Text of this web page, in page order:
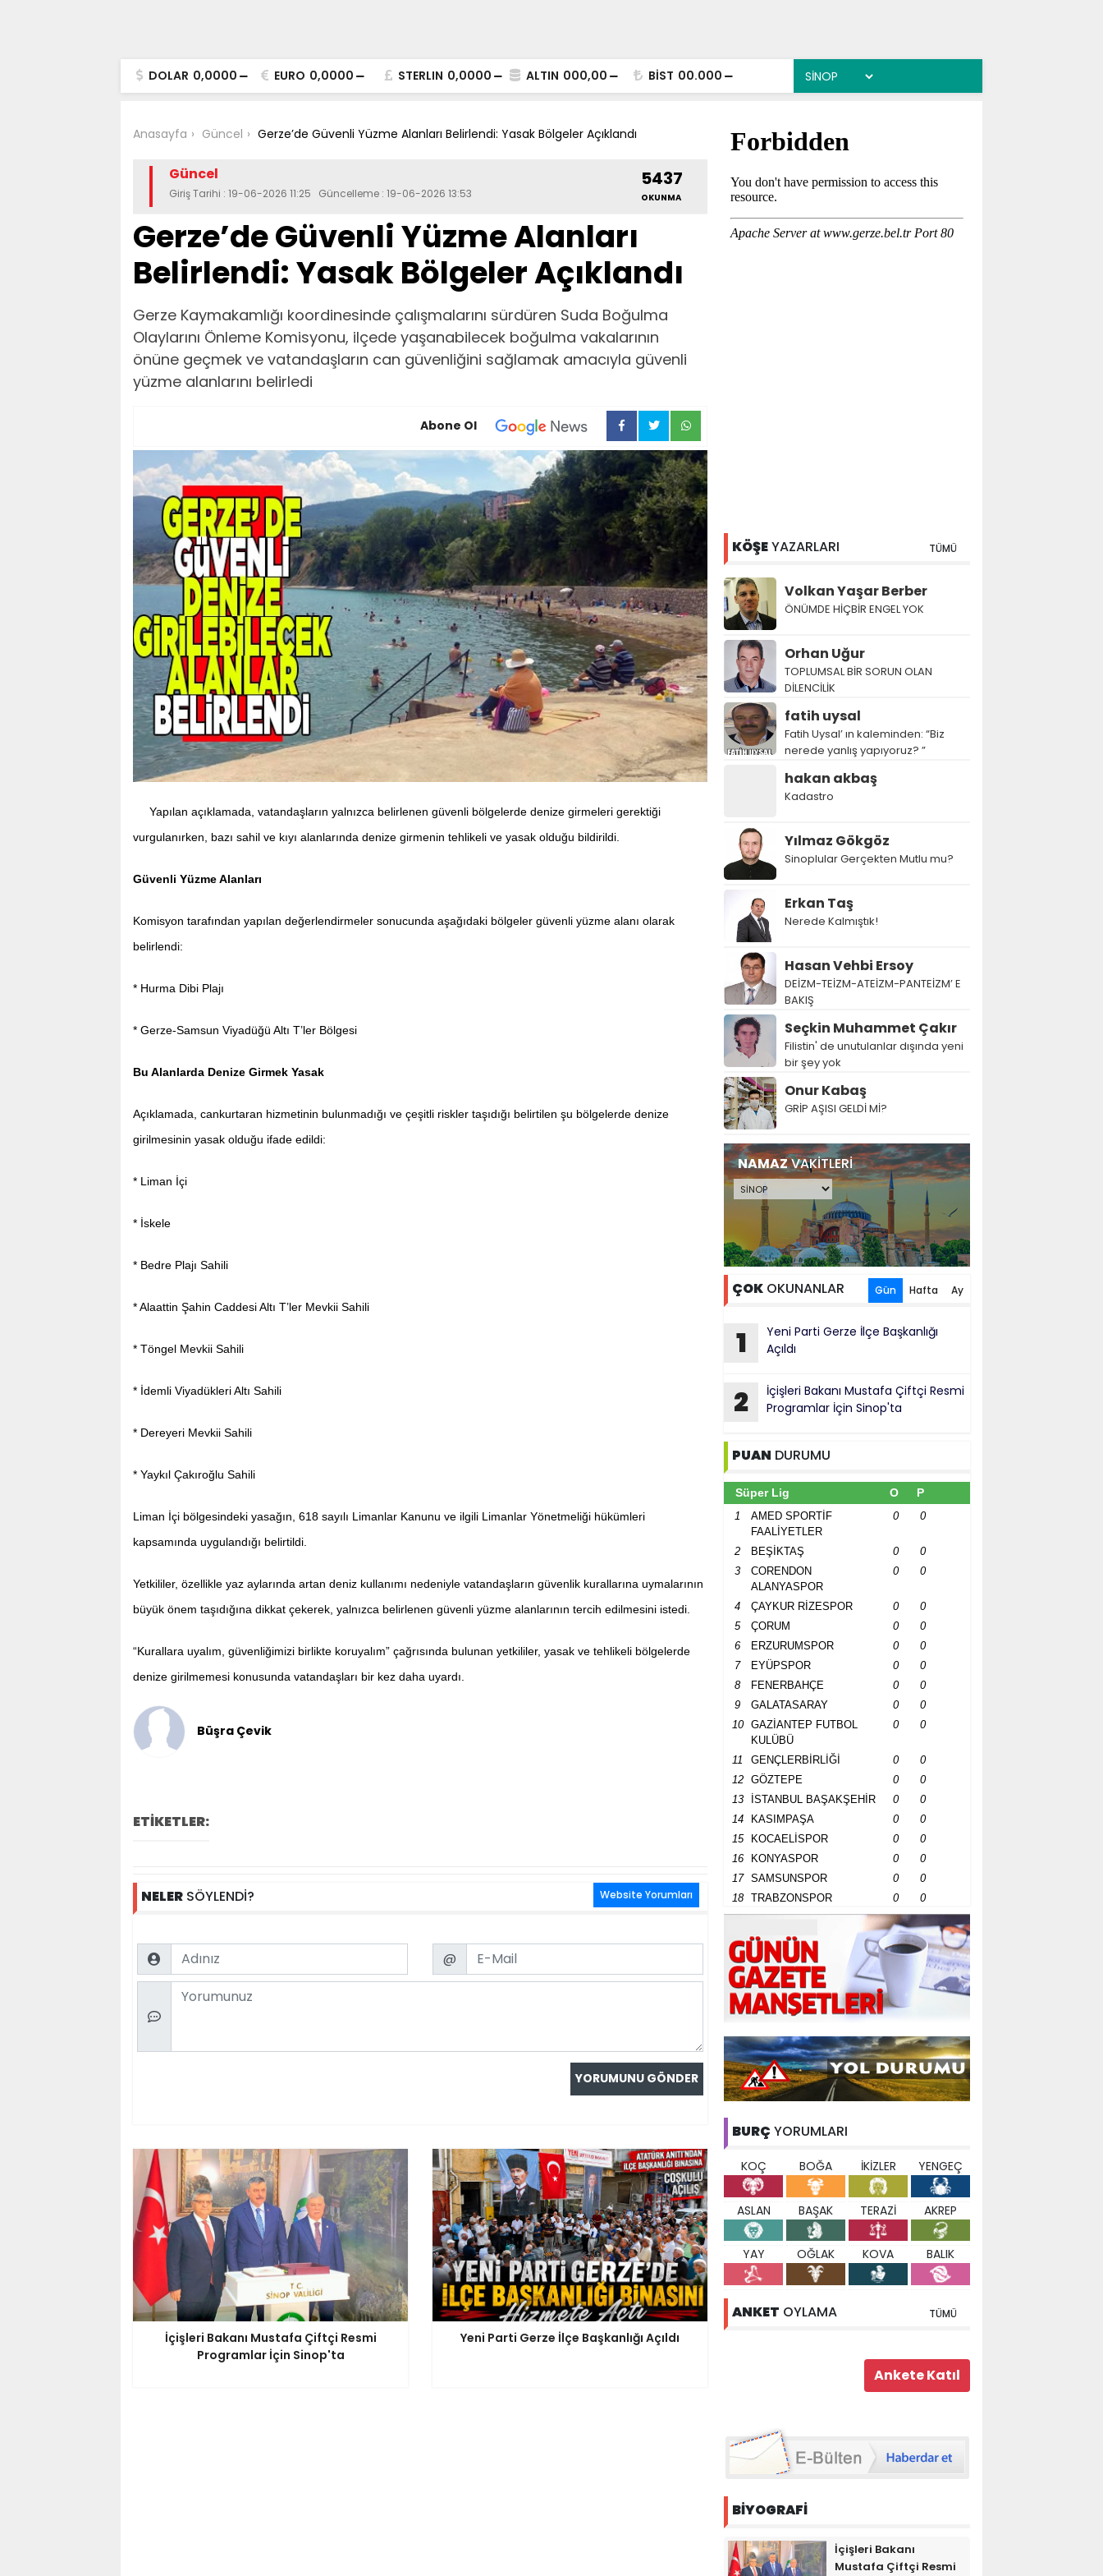
DOLAR 0,0000 EURO 0,0000 STERLIN 0,0000 ALTIN 000,00 BİST 00.000
Anasayfa Güncel Gerze’de Güvenli Yüzme Alanları Belirlendi: Yasak Bölgeler Açıklandı
Güncel
Giriş Tarihi : 19-06-2026 11:25 Güncelleme : 19-06-2026 13:53
5437
OKUNMA
Gerze’de Güvenli Yüzme Alanları
Belirlendi: Yasak Bölgeler Açıklandı
Gerze Kaymakamlığı koordinesinde çalışmalarını sürdüren Suda Boğulma
Olaylarını Önleme Komisyonu, ilçede yaşanabilecek boğulma vakalarının
önüne geçmek ve vatandaşların can güvenliğini sağlamak amacıyla güvenli
yüzme alanlarını belirledi
Abone Ol
Yapılan açıklamada, vatandaşların yalnızca belirlenen güvenli bölgelerde denize girmeleri gerektiği
vurgulanırken, bazı sahil ve kıyı alanlarında denize girmenin tehlikeli ve yasak olduğu bildirildi.
Güvenli Yüzme Alanları
Komisyon tarafından yapılan değerlendirmeler sonucunda aşağıdaki bölgeler güvenli yüzme alanı olarak
belirlendi:
* Hurma Dibi Plajı
* Gerze-Samsun Viyadüğü Altı T’ler Bölgesi
Bu Alanlarda Denize Girmek Yasak
Açıklamada, cankurtaran hizmetinin bulunmadığı ve çeşitli riskler taşıdığı belirtilen şu bölgelerde denize
girilmesinin yasak olduğu ifade edildi:
* Liman İçi
* İskele
* Bedre Plajı Sahili
* Alaattin Şahin Caddesi Altı T’ler Mevkii Sahili
* Töngel Mevkii Sahili
* İdemli Viyadükleri Altı Sahili
* Dereyeri Mevkii Sahili
* Yaykıl Çakıroğlu Sahili
Liman İçi bölgesindeki yasağın, 618 sayılı Limanlar Kanunu ve ilgili Limanlar Yönetmeliği hükümleri
kapsamında uygulandığı belirtildi.
Yetkililer, özellikle yaz aylarında artan deniz kullanımı nedeniyle vatandaşların güvenlik kurallarına uymalarının
büyük önem taşıdığına dikkat çekerek, yalnızca belirlenen güvenli yüzme alanlarının tercih edilmesini istedi.
“Kurallara uyalım, güvenliğimizi birlikte koruyalım” çağrısında bulunan yetkililer, yasak ve tehlikeli bölgelerde
denize girilmemesi konusunda vatandaşları bir kez daha uyardı.
Büşra Çevik
ETİKETLER:
NELER SÖYLENDİ? Website Yorumları
Name Email
@
Comment
İçişleri Bakanı Mustafa Çiftçi Resmi
Programlar İçin Sinop'ta
Yeni Parti Gerze İlçe Başkanlığı Açıldı
KÖŞEYAZARLARI TÜMÜ
Volkan Yaşar Berber
ÖNÜMDE HİÇBİR ENGEL YOK
Orhan Uğur
TOPLUMSAL BİR SORUN OLAN
DİLENCİLİK
fatih uysal
Fatih Uysal’ ın kaleminden: “Biz
nerede yanlış yapıyoruz? ”
hakan akbaş
Kadastro
Yılmaz Gökgöz
Sinoplular Gerçekten Mutlu mu?
Erkan Taş
Nerede Kalmıştık!
Hasan Vehbi Ersoy
DEİZM-TEİZM-ATEİZM-PANTEİZM’ E
BAKIŞ
Seçkin Muhammet Çakır
Filistin' de unutulanlar dışında yeni
bir şey yok
Onur Kabaş
GRİP AŞISI GELDİ Mİ?
NAMAZVAKİTLERİ
ÇOK OKUNANLAR Gün Hafta Ay
1
Yeni Parti Gerze İlçe Başkanlığı
Açıldı
2
İçişleri Bakanı Mustafa Çiftçi Resmi
Programlar İçin Sinop'ta
PUAN DURUMU
Süper Lig O P
1
AMED SPORTİF
FAALİYETLER
0 0
2 BEŞİKTAŞ 0
0
3
CORENDON
ALANYASPOR
0 0
4 ÇAYKUR RİZESPOR 0
0
5
ÇORUM 0
0
6
ERZURUMSPOR 0
0
7
EYÜPSPOR 0
0
8
FENERBAHÇE 0
0
9
GALATASARAY 0
0
10
GAZİANTEP FUTBOL
KULÜBÜ
0 0
11 GENÇLERBİRLİĞİ 0
0
12
GÖZTEPE 0
0
13
İSTANBUL BAŞAKŞEHİR 0
0
14
KASIMPAŞA 0
0
15
KOCAELİSPOR 0
0
16
KONYASPOR 0
0
17
SAMSUNSPOR 0
0
18
TRABZONSPOR 0 0
BURÇ YORUMLARI
KOÇ BOĞA İKİZLER YENGEÇ
ASLAN BAŞAK TERAZİ AKREP
YAY OĞLAK KOVA BALIK
ANKET OYLAMA TÜMÜ
BİYOGRAFİ
İçişleri Bakanı
Mustafa Çiftçi Resmi